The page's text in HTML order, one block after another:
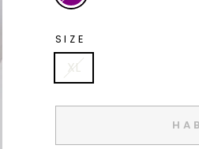
SIZE
XL